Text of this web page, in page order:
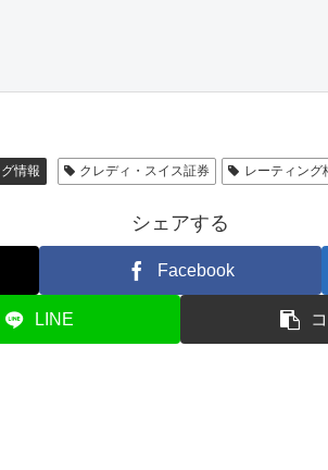
情報 クレディ・スイス証券 レーティング
シェアする
Facebook
LINE